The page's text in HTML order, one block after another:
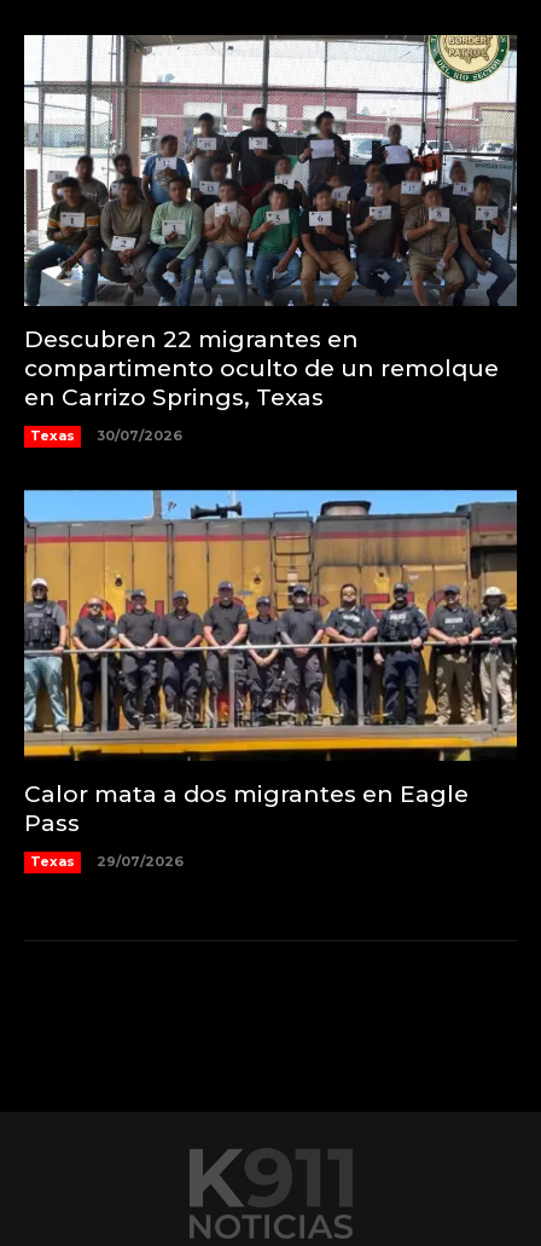
Descubren 22 migrantes en
compartimento oculto de un remolque
en Carrizo Springs, Texas
Texas 30/07/2026
Calor mata a dos migrantes en Eagle
Pass
Texas 29/07/2026